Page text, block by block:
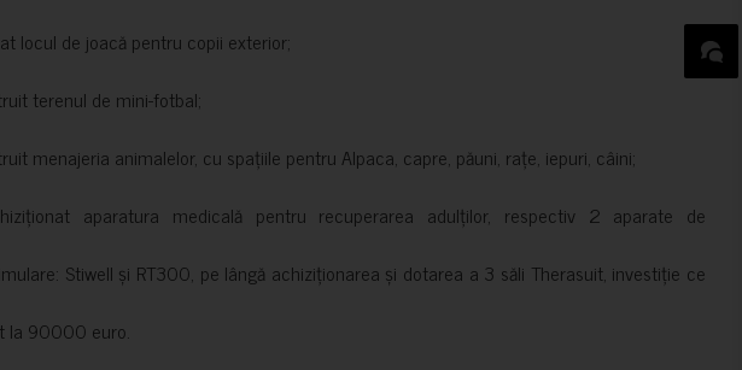
locul de joacă pentru copii exterior;
terenul de mini-fotbal;
menajeria animalelor, cu spațiile pentru Alpaca, capre, păuni, rațe, iepuri, câini;
aparatura medicală pentru recuperarea adulților, respectiv 2 aparate de
Stiwell și RT300, pe lângă achiziționarea și dotarea a 3 săli Therasuit, investiție ce
la 90000 euro.